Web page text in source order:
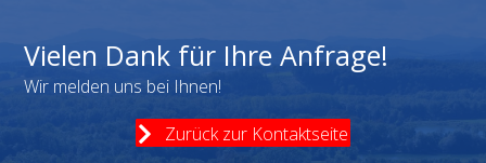
Vielen Dank für Ihre Anfrage!
Wir melden uns bei Ihnen!
Zurück zur Kontaktseite